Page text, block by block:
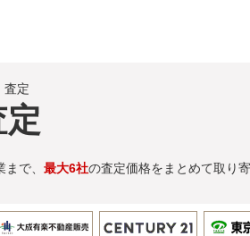
査定
で、 最大6社の査定価格をまとめて取り寄